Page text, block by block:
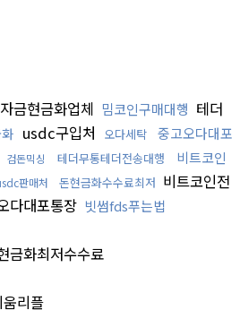
자금현금화업체 밈코인구매대행 테더
usdc구입처 오다세탁
중고오다대포
검돈믹싱 테더무통테더전송대행
비트코인
판매처 돈현금화수수료최저 비트코인전
다대포통장 빗썸fds푸는법
금화최저수수료
리플